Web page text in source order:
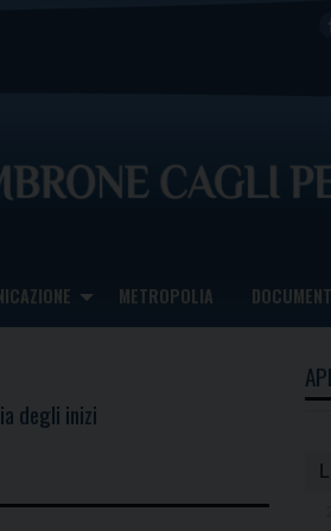
METROPOLIA
degli inizi